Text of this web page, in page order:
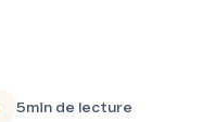
5min de lecture